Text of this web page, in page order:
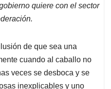
quiere con el sector
de que sea una
cuando al caballo no
veces se desboca y se
inexplicables y uno